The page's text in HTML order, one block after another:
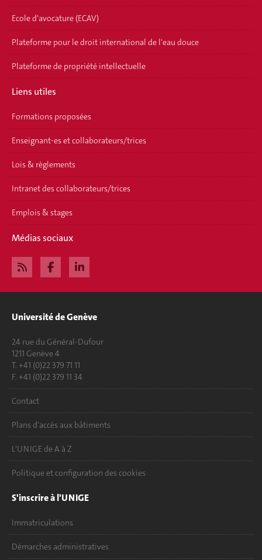
Ecole d'avocature (ECAV)
Plateforme pour le droit international de l'eau douce
Plateforme de propriété intellectuelle
Liens utiles
Formations proposées
Enseignant-es et collaborateurs/trices
Lois & règlements
Intranet des collaborateurs/trices
Emplois & stages
Médias sociaux
Université de Genève
24 rue du Général-Dufour
1211 Genève 4
T. +41 (0)22 379 71 11
F. +41 (0)22 379 11 34
Contact
Plans d'accès aux bâtiments
L'UNIGE de A à Z
Politique et configuration des cookies
S'inscrire à l'UNIGE
Immatriculations
Démarches administratives